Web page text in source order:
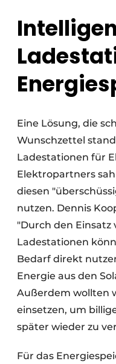
Eine Lösung, die
Wunschzettel
Ladestationen für
Elektropartners
diesen
nutzen. Dennis
"Durch den
Ladestationen
Bedarf direkt
Energie aus den
Außerdem wollten
einsetzen, um
später wieder zu
Für das